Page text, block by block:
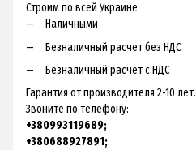
Строим по всей Украине
Наличными
Безналичный расчет без НДС
Безналичный расчет с НДС
Гарантия от производителя 2-10 лет.
Звоните по телефону:
+380993119689;
+380688927891;